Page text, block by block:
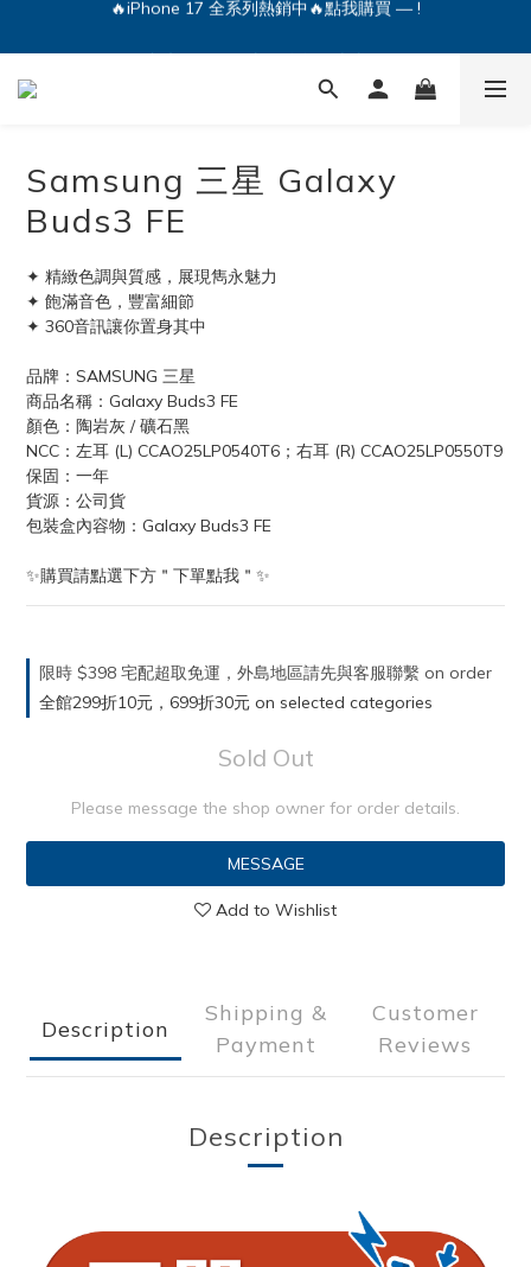
🔥iPhone 17 全系列熱銷中🔥點我購買 — !
Samsung 三星 Galaxy
Buds3 FE
✦ 精緻色調與質感，展現雋永魅力
✦ 飽滿音色，豐富細節
✦ 360音訊讓你置身其中
品牌：SAMSUNG 三星
商品名稱：Galaxy Buds3 FE
顏色：陶岩灰 / 礦石黑
NCC：左耳 (L) CCAO25LP0540T6；右耳 (R) CCAO25LP0550T9
保固：一年
貨源：公司貨
包裝盒內容物：Galaxy Buds3 FE
✨購買請點選下方＂下單點我＂✨
限時 $398 宅配超取免運，外島地區請先與客服聯繫 on order
全館299折10元，699折30元 on selected categories
Sold Out
Please message the shop owner for order details.
MESSAGE
Add to Wishlist
Description
Shipping &
Payment
Customer
Reviews
Description